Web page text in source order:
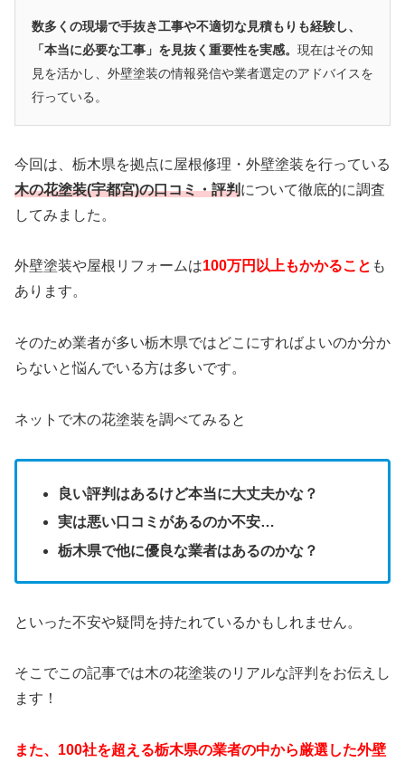
数多くの現場で手抜き工事や不適切な見積もりも経験し、
「本当に必要な工事」を見抜く重要性を実感。 現在はその知
見を活かし、外壁塗装の情報発信や業者選定のアドバイスを
行っている。
今回は、栃木県を拠点に屋根修理・外壁塗装を行っている
木の花塗装(宇都宮)の口コミ・評判について徹底的に調査
してみました。
外壁塗装や屋根リフォームは100万円以上もかかること も
あります。
そのため業者が多い栃木県ではどこにすればよいのか分か
らないと悩んでいる方は多いです。
ネットで木の花塗装を調べてみると
良い評判はあるけど本当に大丈夫かな？
実は悪い口コミがあるのか不安…
栃木県で他に優良な業者はあるのかな？
といった不安や疑問を持たれているかもしれません。
そこでこの記事では木の花塗装のリアルな評判をお伝えし
ます！
また、100社を超える栃木県の業者の中から厳選した外壁